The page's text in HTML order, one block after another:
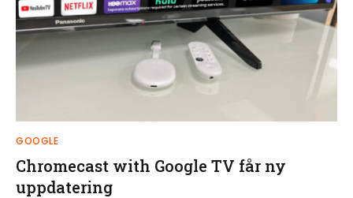
GOOGLE
Chromecast with Google TV får ny
uppdatering